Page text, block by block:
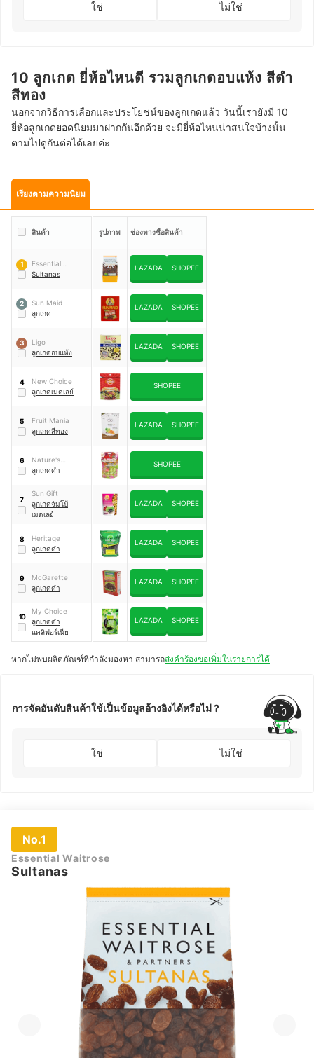
ใช่ ไม่ใช่
10 ลูกเกด ยี่ห้อไหนดี รวมลูกเกดอบแห้ง สีดำ
สีทอง
นอกจากวิธีการเลือกและประโยชน์ของลูกเกดแล้ว วันนี้เรายังมี 10
ยี่ห้อลูกเกดยอดนิยมมาฝากกันอีกด้วย จะมียี่ห้อไหนน่าสนใจบ้างนั้น
ตามไปดูกันต่อได้เลยค่ะ
เรียงตามความนิยม
สินค้า รูปภาพ ช่องทางซื้อสินค้า
1
Essential
Waitrose
Sultanas
LAZADA SHOPEE
2
Sun Maid
ลูกเกด
LAZADA SHOPEE
3
Ligo
ลูกเกดอบแห้ง
LAZADA SHOPEE
4
New Choice
ลูกเกดเมดเลย์
SHOPEE
5
Fruit Mania
ลูกเกดสีทอง
LAZADA SHOPEE
6
Nature's
Sensation
ลูกเกดดำ
SHOPEE
7
Sun Gift
ลูกเกดจัมโบ้
เมดเลย์
LAZADA SHOPEE
8
Heritage
ลูกเกดดำ
LAZADA SHOPEE
9
McGarette
ลูกเกดดำ
LAZADA SHOPEE
10
My Choice
ลูกเกดดำ
แคลิฟอร์เนีย
LAZADA SHOPEE
หากไม่พบผลิตภัณฑ์ที่กำลังมองหา สามารถส่งคำร้องขอเพิ่มในรายการได้
การจัดอันดับสินค้าใช้เป็นข้อมูลอ้างอิงได้หรือไม่ ?
ใช่ ไม่ใช่
No.1
Essential Waitrose
Sultanas